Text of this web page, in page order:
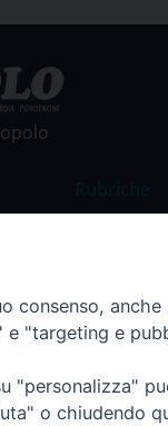
Costume
Parrocchie
consenso,
"targeting e
"personalizza"
o chiudendo